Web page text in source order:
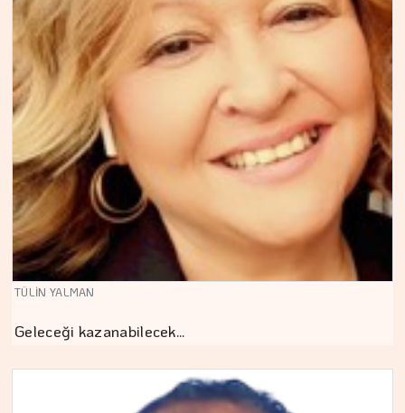
TÜLİN YALMAN
Geleceği kazanabilecek…